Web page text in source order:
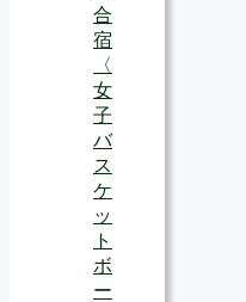
合
宿
〈
女
子
バ
ス
ケ
ッ
ト
ボ
ー